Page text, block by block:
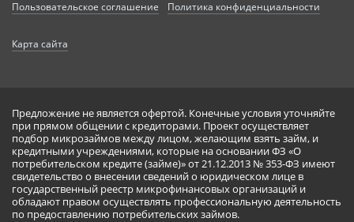
Пользовательское соглашение Политика конфиденциальности
Карта сайта
Предложение не является офертой. Конечные условия уточняйте
при прямом общении с кредиторами. Проект осуществляет
подбор микрозаймов между лицом, желающим взять займ, и
кредитными учреждениями, которые на основании ФЗ «О
потребительском кредите (займе)» от 21.12.2013 № 353-ФЗ имеют
свидетельство о внесении сведений о юридическом лице в
государственный реестр микрофинансовых организаций и
обладают правом осуществлять профессиональную деятельность
по предоставлению потребительских займов.